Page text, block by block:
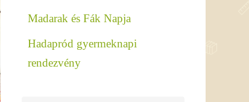
Madarak és Fák Napja
Hadapród gyermeknapi
rendezvény